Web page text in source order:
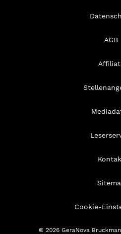
AGB
Cookie-
© 2026 GeraNova